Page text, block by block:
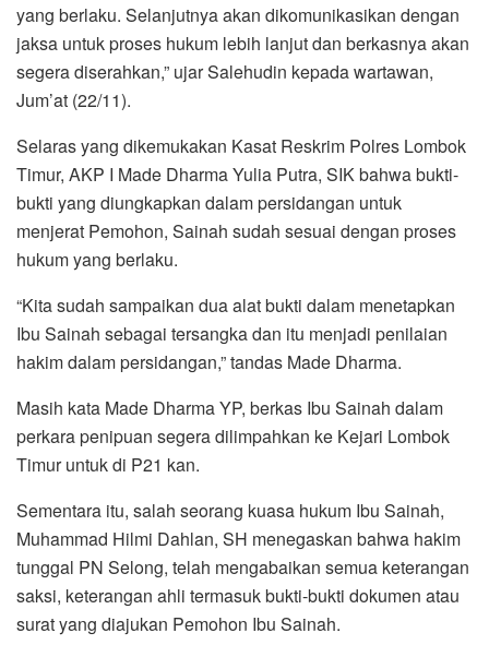
yang berlaku. Selanjutnya akan dikomunikasikan dengan
jaksa untuk proses hukum lebih lanjut dan berkasnya akan
segera diserahkan,” ujar Salehudin kepada wartawan,
Jum’at (22/11).
Selaras yang dikemukakan Kasat Reskrim Polres Lombok
Timur, AKP I Made Dharma Yulia Putra, SIK bahwa bukti-
bukti yang diungkapkan dalam persidangan untuk
menjerat Pemohon, Sainah sudah sesuai dengan proses
hukum yang berlaku.
“Kita sudah sampaikan dua alat bukti dalam menetapkan
Ibu Sainah sebagai tersangka dan itu menjadi penilaian
hakim dalam persidangan,” tandas Made Dharma.
Masih kata Made Dharma YP, berkas Ibu Sainah dalam
perkara penipuan segera dilimpahkan ke Kejari Lombok
Timur untuk di P21 kan.
Sementara itu, salah seorang kuasa hukum Ibu Sainah,
Muhammad Hilmi Dahlan, SH menegaskan bahwa hakim
tunggal PN Selong, telah mengabaikan semua keterangan
saksi, keterangan ahli termasuk bukti-bukti dokumen atau
surat yang diajukan Pemohon Ibu Sainah.